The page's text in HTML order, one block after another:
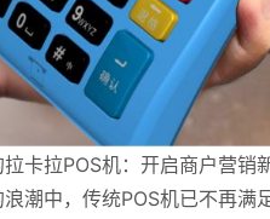
卡拉POS机：开启商户营销
潮中，传统POS机已不再